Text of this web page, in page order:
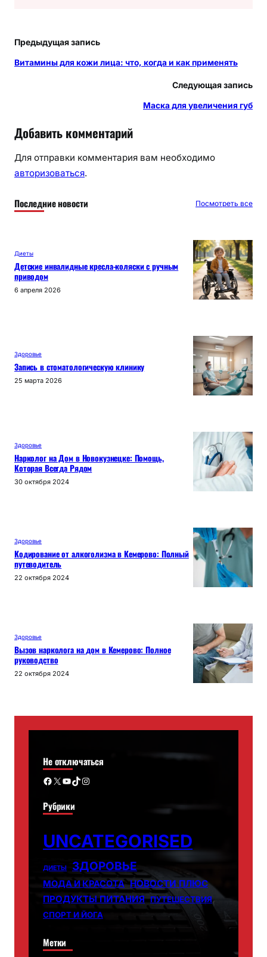
Предыдущая запись
Витамины для кожи лица: что, когда и как применять
Следующая запись
Маска для увеличения губ
Добавить комментарий
Для отправки комментария вам необходимо
авторизоваться.
Последние новости Посмотреть все
Диеты
Детские инвалидные кресла-коляски с ручным
приводом
6 апреля 2026
Здоровье
Запись в стоматологическую клинику
25 марта 2026
Здоровье
Нарколог на Дом в Новокузнецке: Помощь,
Которая Всегда Рядом
30 октября 2024
Здоровье
Кодирование от алкоголизма в Кемерово: Полный
путеводитель
22 октября 2024
Здоровье
Вызов нарколога на дом в Кемерово: Полное
руководство
22 октября 2024
Не отключаться
Facebook X YouTube TikTok Instagram
Рубрики
UNCATEGORISED
ДИЕТЫ ЗДОРОВЬЕ
МОДА И КРАСОТА НОВОСТИ ПЛЮС
ПРОДУКТЫ ПИТАНИЯ ПУТЕШЕСТВИЯ
СПОРТ И ЙОГА
Метки